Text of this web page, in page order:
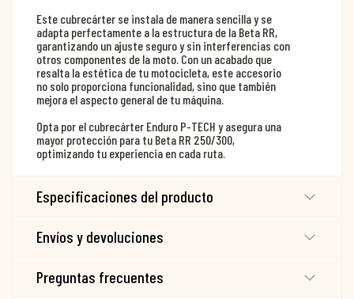
Este cubrecárter se instala de manera sencilla y se
adapta perfectamente a la estructura de la Beta RR,
garantizando un ajuste seguro y sin interferencias con
otros componentes de la moto. Con un acabado que
resalta la estética de tu motocicleta, este accesorio
no solo proporciona funcionalidad, sino que también
mejora el aspecto general de tu máquina.
Opta por el cubrecárter Enduro P-TECH y asegura una
mayor protección para tu Beta RR 250/300,
optimizando tu experiencia en cada ruta.
Especificaciones del producto
Envíos y devoluciones
Preguntas frecuentes